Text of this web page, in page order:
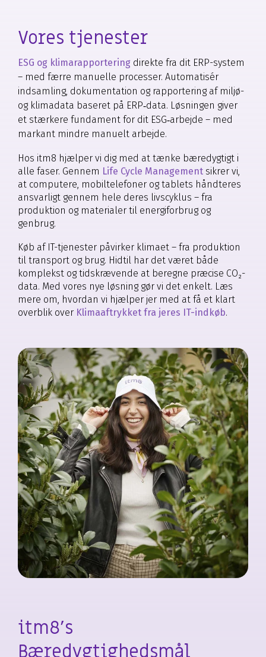
Vores tjenester
ESG og klimarapportering direkte fra dit ERP-system
– med færre manuelle processer. Automatisér
indsamling, dokumentation og rapportering af miljø-
og klimadata baseret på ERP‑data. Løsningen giver
et stærkere fundament for dit ESG‑arbejde – med
markant mindre manuelt arbejde.
Hos itm8 hjælper vi dig med at tænke bæredygtigt i
alle faser. Gennem Life Cycle Management sikrer vi,
at computere, mobiltelefoner og tablets håndteres
ansvarligt gennem hele deres livscyklus – fra
produktion og materialer til energiforbrug og
genbrug.
Køb af IT-tjenester påvirker klimaet – fra produktion
til transport og brug. Hidtil har det været både
komplekst og tidskrævende at beregne præcise CO₂-
data. Med vores nye løsning gør vi det enkelt. Læs
mere om, hvordan vi hjælper jer med at få et klart
overblik over Klimaaftrykket fra jeres IT-indkøb.
itm8's
Bæredygtighedsmål